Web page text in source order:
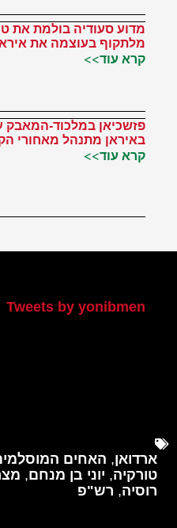
מדוע סעודיה בולמת את
מלתקוף בעוצמה את
קרא עוד>>
פזשכיאן במלכוד-המאבק
באיראן מתנהל מאחורי
קרא עוד>>
Tweets by yonibmen
ארדואן, האחים
טורקיה, יוני בן מנחם,
רוסיה, רש"פ